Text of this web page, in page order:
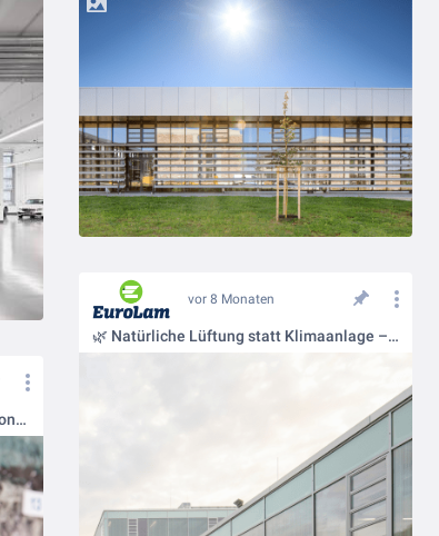
vor 8 Monaten
🌿 Natürliche Lüftung statt Klimaanlage – Energieeffizienz mit Lamellenfenstern
GuardAir – Sicherheit in neuer Dimension👌